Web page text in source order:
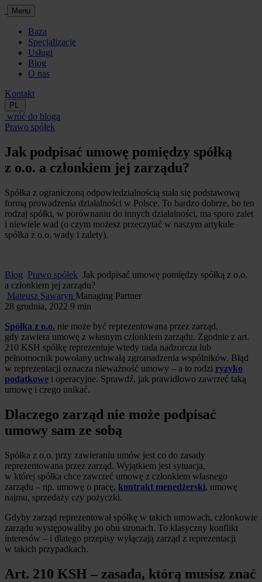
Menu
Baza
Specjalizacje
Usługi
Blog
O nas
Kontakt
PL
wróć do bloga
Prawo spółek
Jak podpisać umowę pomiędzy spółką
z o.o. a członkiem jej zarządu?
Spółka z ograniczoną odpowiedzialnością stała się podstawową
formą prowadzenia działalności w Polsce. To bardzo dobrze, bo ten
rodzaj spółki, w porównaniu do innych działalności, ma sporo zalet
i niewiele wad (o czym możesz przeczytać w naszym artykule
spółka z o.o. wady i zalety).
Blog Prawo spółek Jak podpisać umowę pomiędzy spółką z o.o.
a członkiem jej zarządu?
Mateusz Sawaryn Managing Partner
28 grudnia, 2022 9 min
Spółka z o.o. nie może być reprezentowana przez zarząd,
gdy zawiera umowę z własnym członkiem zarządu. Zgodnie z art.
210 KSH spółkę reprezentuje wtedy rada nadzorcza lub
pełnomocnik powołany uchwałą zgromadzenia wspólników. Błąd
w reprezentacji oznacza nieważność umowy – a to rodzi ryzyko
podatkowe i operacyjne. Sprawdź, jak prawidłowo zawrzeć taką
umowę i czego unikać.
Dlaczego zarząd nie może podpisać
umowy sam ze sobą
Spółka z o.o. przy zawieraniu umów jest co do zasady
reprezentowana przez zarząd. Wyjątkiem jest sytuacja,
w której spółka chce zawrzeć umowę z członkiem własnego
zarządu – np. umowę o pracę, kontrakt menedżerski, umowę
najmu, sprzedaży czy pożyczki.
Gdyby zarząd reprezentował spółkę w takich umowach, członkowie
zarządu występowaliby po obu stronach. To klasyczny konflikt
interesów – i dlatego przepisy wyłączają zarząd z reprezentacji
w takich przypadkach.
Art. 210 KSH – zasada, którą musisz znać